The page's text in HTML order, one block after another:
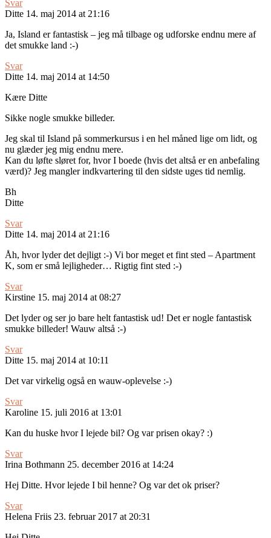
Svar
Ditte 14. maj 2014 at 21:16
Ja, Island er fantastisk – jeg må tilbage og udforske endnu mere af
det smukke land :-)
Svar
Ditte 14. maj 2014 at 14:50
Kære Ditte
Sikke nogle smukke billeder.
Jeg skal til Island på sommerkursus i en hel måned lige om lidt, og
nu glæder jeg mig endnu mere.
Kan du løfte sløret for, hvor I boede (hvis det altså er en anbefaling
værd)? Jeg mangler indkvartering til den sidste uges tid nemlig.
Bh
Ditte
Svar
Ditte 14. maj 2014 at 21:16
Åh, hvor lyder det dejligt :-) Vi bor meget et fint sted – Apartment
K, som er små lejligheder… Rigtig fint sted :-)
Svar
Kirstine 15. maj 2014 at 08:27
Det lyder og ser jo bare helt fantastisk ud! Det er nogle fantastisk
smukke billeder! Wauw altså :-)
Svar
Ditte 15. maj 2014 at 10:11
Det var virkelig også en wauw-oplevelse :-)
Svar
Karoline 15. juli 2016 at 13:01
Kan du huske hvor I lejede bil? Og var prisen okay? :)
Svar
Irina Bothmann 25. december 2016 at 14:24
Hej Ditte. Hvor lejede I bil henne? Og var det ok priser?
Svar
Helena Friis 23. februar 2017 at 20:31